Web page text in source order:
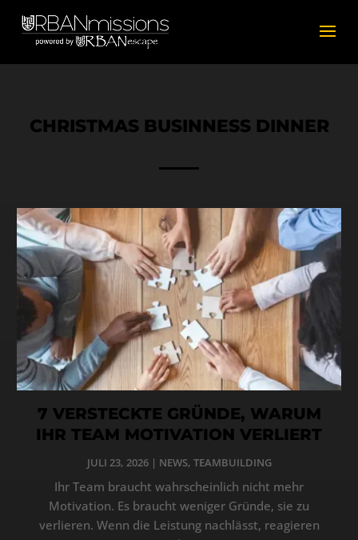
CHRISTMAS BUSINNESS DINNER
7 VERSTECKTE GRÜNDE, WARUM
IHR TEAM MOTIVATION VERLIERT
JULI 23, 2026| NEWS, TEAMBUILDING
Ihr Team braucht wahrscheinlich nicht mehr
Motivation. Es braucht weniger Gründe, sie zu
verlieren. Wenn die Leistung nachlässt, reagieren